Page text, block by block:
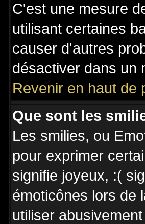
C'est une mesure
utilisant certaines
causer d'autres
désactiver dans un
Revenir en haut de
Que sont les
Les smilies, ou
pour exprimer
signifie joyeux, :(
émoticônes lors de
utiliser